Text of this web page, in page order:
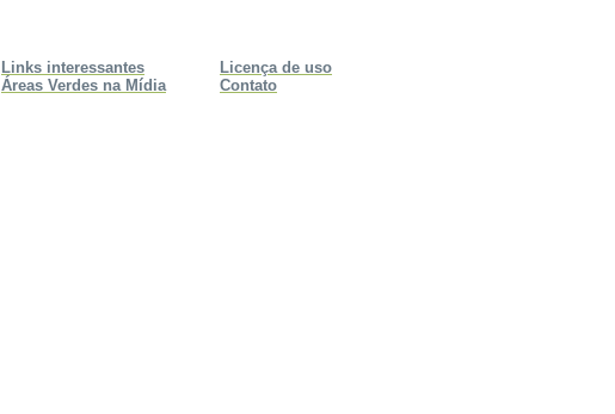
Licença de uso
Contato
Links interessantes
Áreas Verdes na Mídia